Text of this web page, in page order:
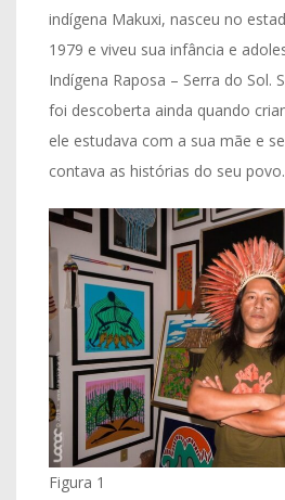
indígena Makuxi, nasceu no
1979 e viveu sua infância e
Indígena Raposa – Serra do Sol.
foi descoberta ainda quando
ele estudava com a sua mãe e
contava as histórias do seu povo.
Figura 1